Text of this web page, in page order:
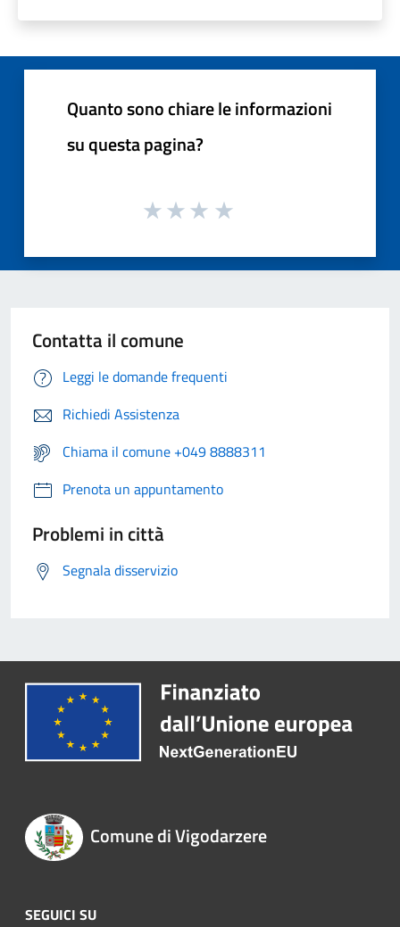
Quanto sono chiare le informazioni
su questa pagina?
Contatta il comune
Leggi le domande frequenti
Richiedi Assistenza
Chiama il comune +049 8888311
Prenota un appuntamento
Problemi in città
Segnala disservizio
Comune di Vigodarzere
SEGUICI SU